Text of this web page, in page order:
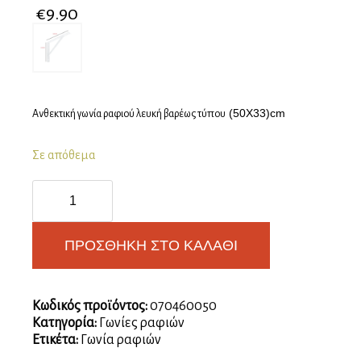
€9.90
Ανθεκτική γωνία ραφιού λευκή βαρέως τύπου (50X33)cm
Σε απόθεμα
ραφιού
Samson
βαρέως
τύπου
ποσότητα
ΠΡΟΣΘΉΚΗ ΣΤΟ ΚΑΛΆΘΙ
Κωδικός προϊόντος:070460050
Κατηγορία: Γωνίες ραφιών
Ετικέτα: Γωνία ραφιών